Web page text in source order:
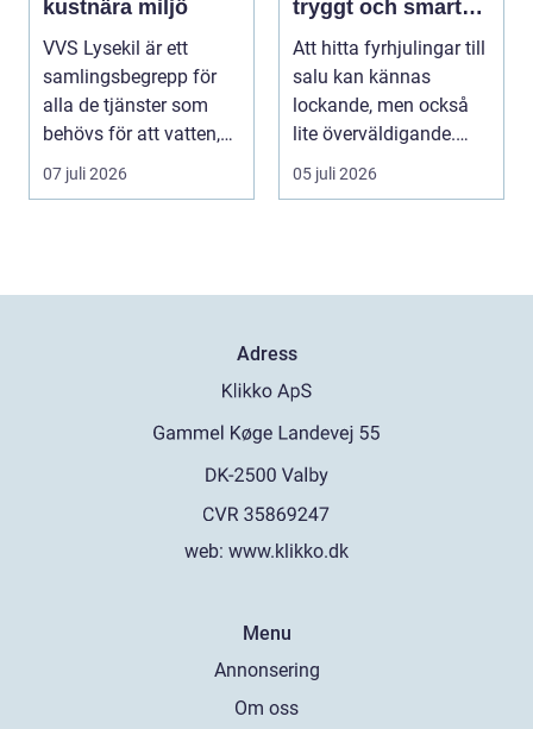
kustnära miljö
VVS Lysekil är ett
samlingsbegrepp för
alla de tjänster som
behövs för att vatten,
värme och avlopp ...
07 juli 2026
tryggt och smart
köp
Att hitta fyrhjulingar till
salu kan kännas
lockande, men också
lite överväldigande.
Utbudet är stor...
05 juli 2026
Adress
web: www.klikko.dk
Menu
Annonsering
Om oss